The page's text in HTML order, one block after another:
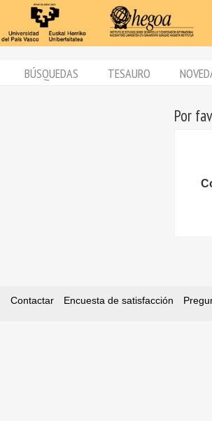
BÚSQUEDAS TESAURO
Por
Contactar Encuesta de satisfacción